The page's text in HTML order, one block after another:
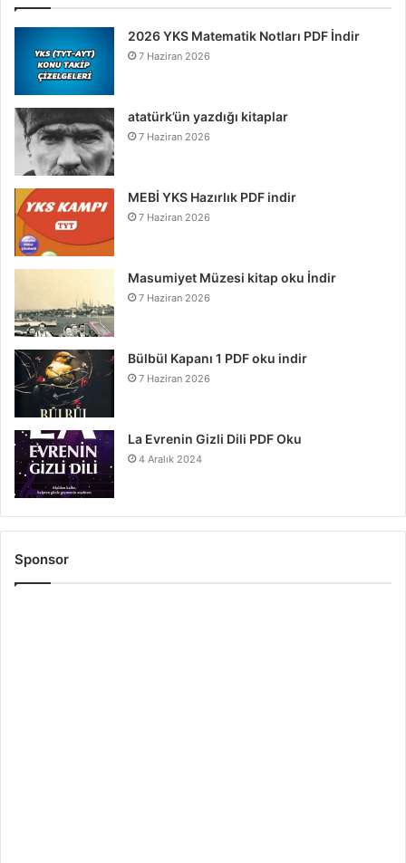
2026 YKS Matematik Notları PDF İndir
7 Haziran 2026
atatürk’ün yazdığı kitaplar
7 Haziran 2026
MEBİ YKS Hazırlık PDF indir
7 Haziran 2026
Masumiyet Müzesi kitap oku İndir
7 Haziran 2026
Bülbül Kapanı 1 PDF oku indir
7 Haziran 2026
La Evrenin Gizli Dili PDF Oku
4 Aralık 2024
Sponsor